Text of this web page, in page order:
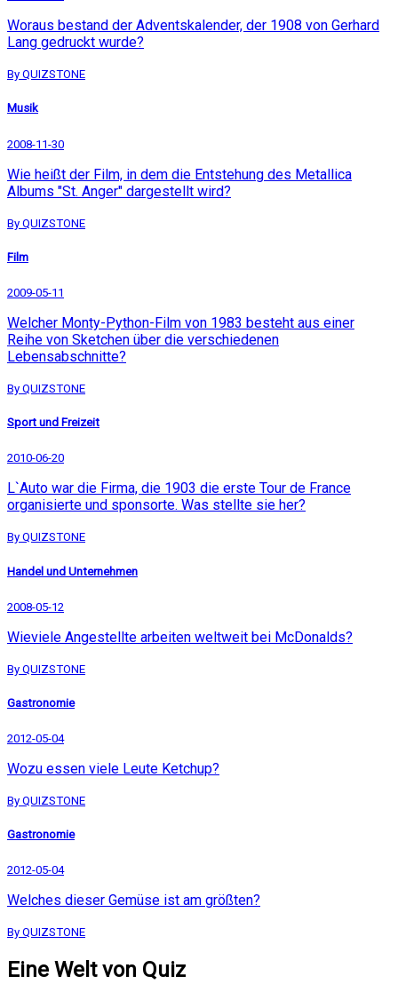
Woraus bestand der Adventskalender, der 1908 von Gerhard
Lang gedruckt wurde?
By QUIZSTONE
Musik
2008-11-30
Wie heißt der Film, in dem die Entstehung des Metallica
Albums "St. Anger" dargestellt wird?
By QUIZSTONE
Film
2009-05-11
Welcher Monty-Python-Film von 1983 besteht aus einer
Reihe von Sketchen über die verschiedenen
Lebensabschnitte?
By QUIZSTONE
Sport und Freizeit
2010-06-20
L`Auto war die Firma, die 1903 die erste Tour de France
organisierte und sponsorte. Was stellte sie her?
By QUIZSTONE
Handel und Unternehmen
2008-05-12
Wieviele Angestellte arbeiten weltweit bei McDonalds?
By QUIZSTONE
Gastronomie
2012-05-04
Wozu essen viele Leute Ketchup?
By QUIZSTONE
Gastronomie
2012-05-04
Welches dieser Gemüse ist am größten?
By QUIZSTONE
Eine Welt von Quiz